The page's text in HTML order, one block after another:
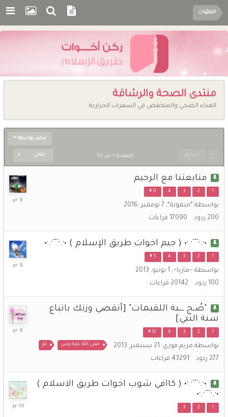
الطيّبات
منتدى الصحة والرشاقة
الغذاء الصحي والمنخفض في السعرات الحرارية
عرض بواسطة
التالي الصفحة 1 من 13
متابعتنا مع الرجيم
1
2
3
4
9
بواسطة *ميمونة*, 7 نوفمبر, 2016
200 ردود 17090 قراءات
•·.·´¯`·.·• ( جيم اخوات طريق الإسلام ) •·.·´¯`·.·•
1
2
3
4
5
بواسطة ~ماريا~, 1 يونيو, 2013
100 ردود 20142 قراءات
19
"صُـح ـــبة اللقيمات" [أنقصي وزنك باتباع
سنة النبي]
1
2
3
4
12
بواسطة مريم فوزي, 21 سبتمبر, 2013 صلى الله عليه وس لم
277 ردود 43291 قراءات
•·.·´¯`·.·• ( كاافي شوب اخوات طريق الاسلام )
•·.·´¯`·.·•
1
2
3
20